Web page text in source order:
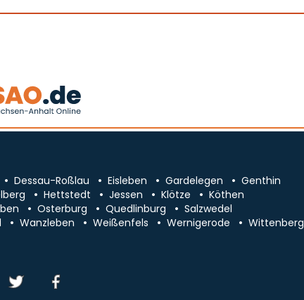
Dessau-Roßlau Eisleben Gardelegen
Genthin
Hettstedt Jessen Klötze
Köthen
Osterburg Quedlinburg
Salzwedel
Wanzleben Weißenfels Wernigerode
Wittenberg